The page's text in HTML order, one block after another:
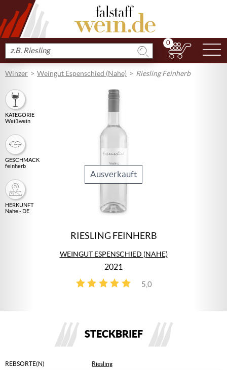
Produkt
suchen
0
Winzer Weingut Espenschied (Nahe) Riesling Feinherb
KATEGORIE
Weißwein
GESCHMACK
feinherb
HERKUNFT
Nahe - DE
Ausverkauft
RIESLING FEINHERB
WEINGUT ESPENSCHIED (NAHE)
2021
5,0
1
STECKBRIEF
REBSORTE(N) Riesling